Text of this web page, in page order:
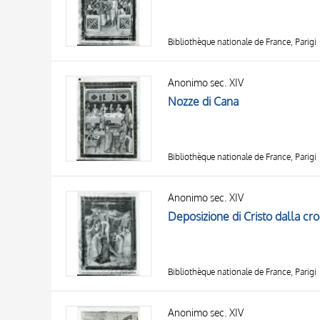
Bibliothèque nationale de France, Parigi
Anonimo sec. XIV
Nozze di Cana
Bibliothèque nationale de France, Parigi
Anonimo sec. XIV
Deposizione di Cristo dalla
Bibliothèque nationale de France, Parigi
Anonimo sec. XIV